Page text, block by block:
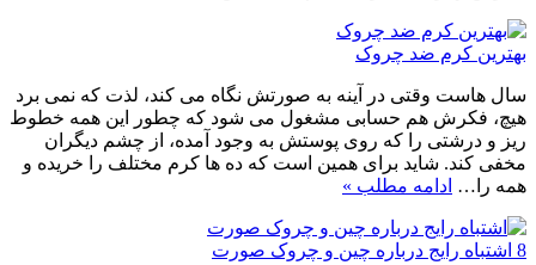
بهترین کرم ضد چروک
سال هاست وقتی در آینه به صورتش نگاه می کند، لذت که نمی برد
هیچ، فکرش هم حسابی مشغول می شود که چطور این همه خطوط
ریز و درشتی را که روی پوستش به وجود آمده، از چشم دیگران
مخفی کند. شاید برای همین است که ده ها کرم مختلف را خریده و
همه را… ادامه مطلب »
8 اشتباه رایج درباره چین و چروک صورت